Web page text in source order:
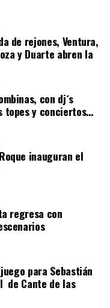
2026
de rejones, Ventura,
y Duarte abren la
con dj´s
topes y conciertos…
inauguran el
regresa con
para Sebastián
de Cante de las